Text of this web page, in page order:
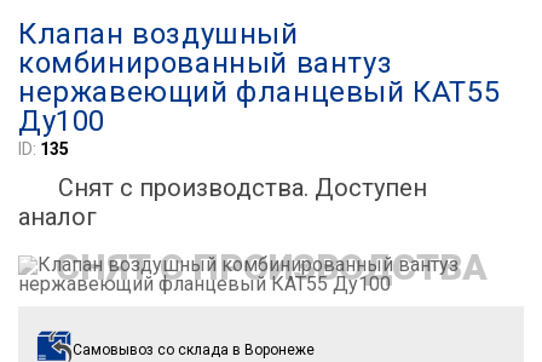
Клапан воздушный
комбинированный вантуз
нержавеющий фланцевый КАТ55
Ду100
ID: 135
Снят с производства. Доступен
аналог
СНЯТ С ПРОИЗВОДСТВА
Самовывоз со склада в Воронеже